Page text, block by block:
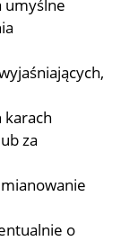
umyślne
za
o